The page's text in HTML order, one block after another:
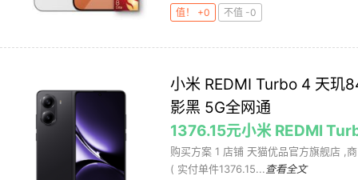
值！ +0
不值 -0
小米 REDMI Turbo 4 天
影黑 5G全网通
1376.15元小米 REDMI
购买方案 1 店铺 天猫优品官方旗舰店 ,
( 实付单件1376.15... 查看全文